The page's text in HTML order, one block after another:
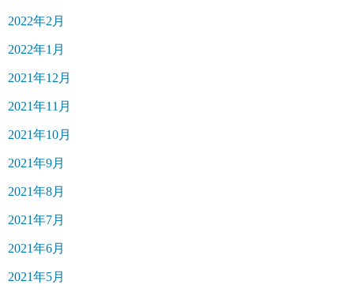
2022年2月
2022年1月
2021年12月
2021年11月
2021年10月
2021年9月
2021年8月
2021年7月
2021年6月
2021年5月